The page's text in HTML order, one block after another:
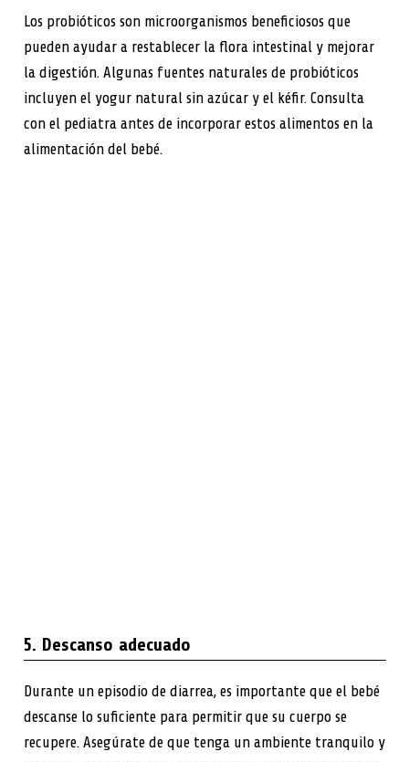
Los probióticos son microorganismos beneficiosos que
pueden ayudar a restablecer la flora intestinal y mejorar
la digestión. Algunas fuentes naturales de probióticos
incluyen el yogur natural sin azúcar y el kéfir. Consulta
con el pediatra antes de incorporar estos alimentos en la
alimentación del bebé.
5. Descanso adecuado
Durante un episodio de diarrea, es importante que el bebé
descanse lo suficiente para permitir que su cuerpo se
recupere. Asegúrate de que tenga un ambiente tranquilo y